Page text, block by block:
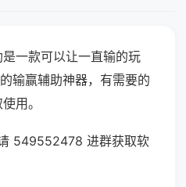
一款可以让一直输的玩
输赢辅助神器，有需要的
用。
549552478 进群获取软